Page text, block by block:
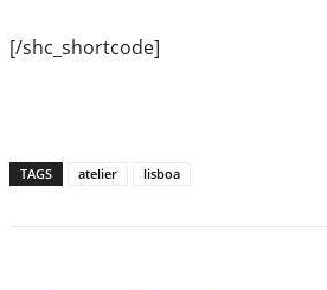
[/shc_shortcode]
TAGS atelier lisboa